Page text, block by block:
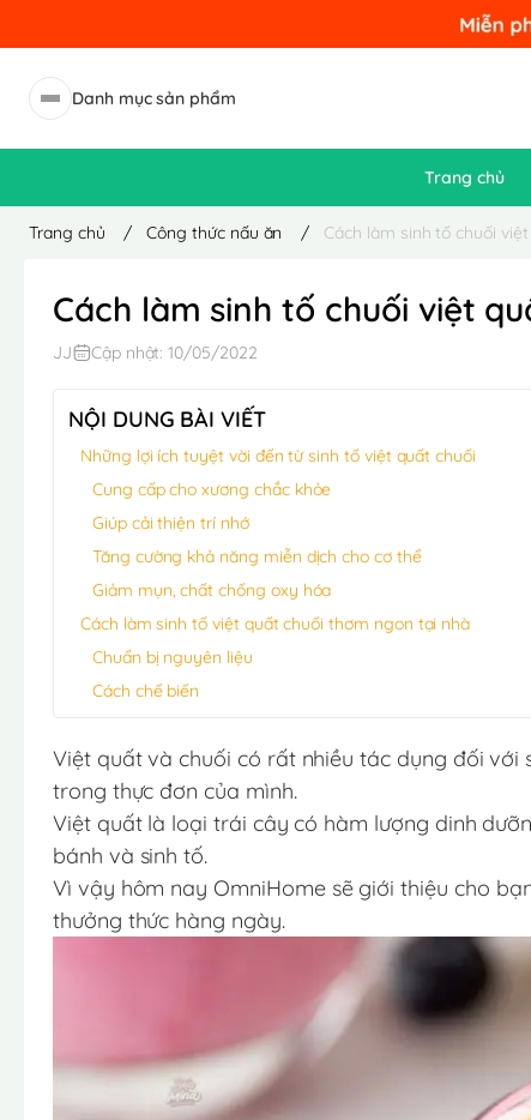
Danh mục sản phẩm
Trang chủ
Trang chủ / Công thức nấu ăn / Cách làm sinh tố chuối
Cách làm sinh tố chuối việt
JJ Cập nhật: 10/05/2022
NỘI DUNG BÀI VIẾT
Những lợi ích tuyệt vời đến từ sinh tố việt quất chuối
Cung cấp cho xương chắc khỏe
Giúp cải thiện trí nhớ
Tăng cường khả năng miễn dịch cho cơ thể
Giảm mụn, chất chống oxy hóa
Cách làm sinh tố việt quất chuối thơm ngon tại nhà
Chuẩn bị nguyên liệu
Cách chế biến
Việt quất và chuối có rất nhiều tác dụng đối với
trong thực đơn của mình.
Việt quất là loại trái cây có hàm lượng dinh
bánh và sinh tố.
Vì vậy hôm nay OmniHome sẽ giới thiệu cho
thưởng thức hàng ngày.